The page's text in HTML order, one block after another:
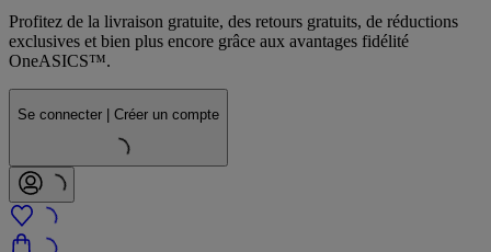
Profitez de la livraison gratuite, des retours gratuits, de réductions
exclusives et bien plus encore grâce aux avantages fidélité
OneASICS™.
Se connecter | Créer un compte